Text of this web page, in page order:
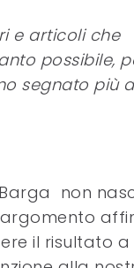
e articoli che
possibile,
segnato più
non
il risultato a